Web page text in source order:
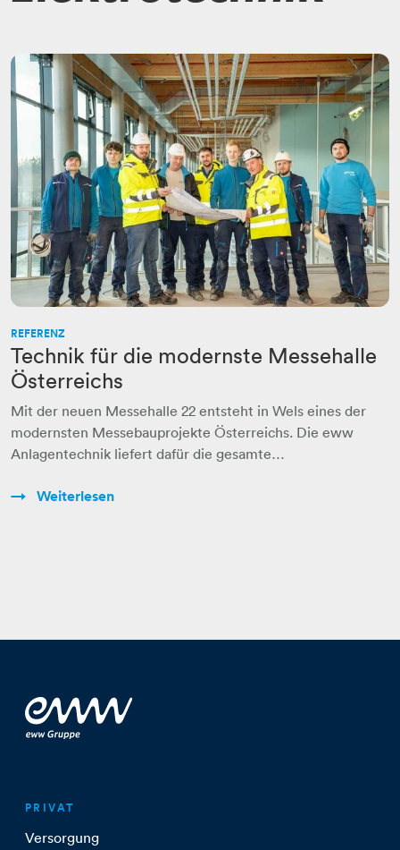
REFERENZ
Technik für die modernste Messehalle
Österreichs
Mit der neuen Messehalle 22 entsteht in Wels eines der
modernsten Messebauprojekte Österreichs. Die eww
Anlagentechnik liefert dafür die gesamte…
Weiterlesen
PRIVAT
Versorgung